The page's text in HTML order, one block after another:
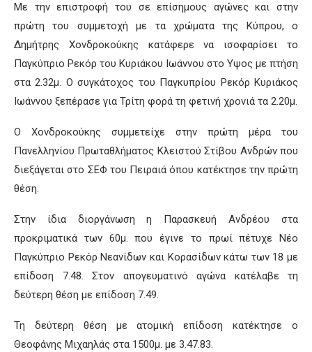
Με την επιστροφή του σε επίσημους αγώνες και στην
πρώτη του συμμετοχή με τα χρώματα της Κύπρου, ο
Δημήτρης Χονδροκούκης κατάφερε να ισοφαρίσει το
Παγκύπριο Ρεκόρ του Κυριάκου Ιωάννου στο Υψος με πτήση
στα 2.32μ. Ο συγκάτοχος του Παγκυπρίου Ρεκόρ Κυριάκος
Ιωάννου ξεπέρασε για Τρίτη φορά τη φετινή χρονιά τα 2.20μ.
Ο Χονδροκούκης συμμετείχε στην πρώτη μέρα του
Πανελληνίου Πρωταθλήματος Κλειστού Στίβου Ανδρών που
διεξάγεται στο ΣΕΦ του Πειραιά όπου κατέκτησε την πρώτη
θέση.
Στην ίδια διοργάνωση η Παρασκευή Ανδρέου στα
προκριματικά των 60μ. που έγινε το πρωί πέτυχε Νέο
Παγκύπριο Ρεκόρ Νεανίδων και Κορασίδων κάτω των 18 με
επίδοση 7.48. Στον απογευματινό αγώνα κατέλαβε τη
δεύτερη θέση με επίδοση 7.49.
Τη δεύτερη θέση με ατομική επίδοση κατέκτησε ο
Θεοφάνης Μιχαηλάς στα 1500μ. με 3.47.83.